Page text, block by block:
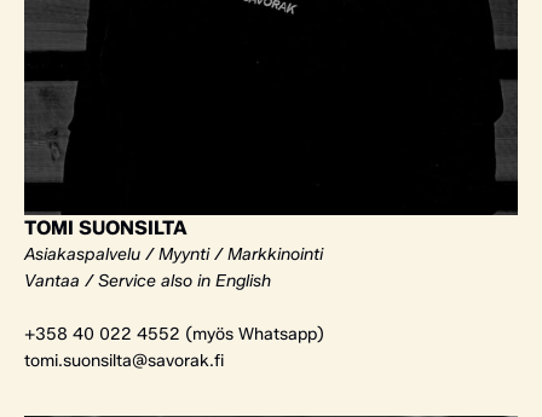
TOMI SUONSILTA
Asiakaspalvelu / Myynti / Markkinointi
Vantaa / Service also in English
+358 40 022 4552 (myös Whatsapp)
tomi.suonsilta@savorak.fi